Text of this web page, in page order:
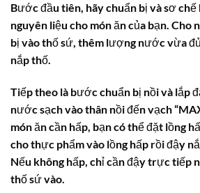
Bước đầu tiên, hãy chuẩn bị và sơ
nguyên liệu cho món ăn của bạn. Cho
bị vào thố sứ, thêm lượng nước vừa
nắp thố.
Tiếp theo là bước chuẩn bị nồi và lắp
nước sạch vào thân nồi đến vạch
món ăn cần hấp, bạn có thể đặt lồng
cho thực phẩm vào lồng hấp rồi đậy
Nếu không hấp, chỉ cần đậy trực tiếp
thố sứ vào.